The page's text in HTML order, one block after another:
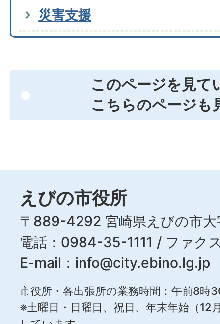
災害支援
このページを見て
こちらのページも
えびの市役所
〒889-4292 宮崎県えびの市大
電話：0984-35-1111 / ファ
E-mail： info@city.ebino.lg.jp
市役所・各出張所の業務時間：午前8時
※土曜日・日曜日、祝日、年末年始（12